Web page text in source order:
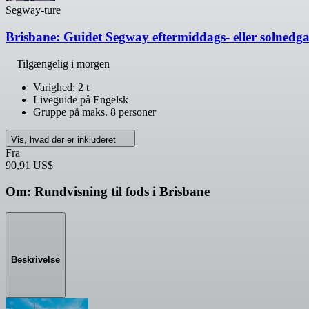
Segway-ture
Brisbane: Guidet Segway eftermiddags- eller
Tilgængelig i morgen
Varighed: 2 t
Liveguide på Engelsk
Gruppe på maks. 8 personer
Vis, hvad der er inkluderet
Fra
90,91 US$
Om: Rundvisning til fods i Brisbane
Beskrivelse